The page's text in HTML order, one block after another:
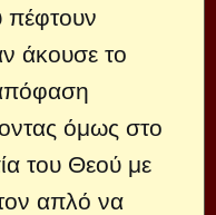
πέφτουν
άκουσε το
όμως στο
του Θεού με
απλό να